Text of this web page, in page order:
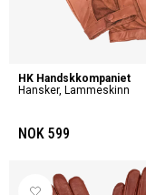
Hansker, Lammeskinn
HK Handskkompaniet
NOK 599